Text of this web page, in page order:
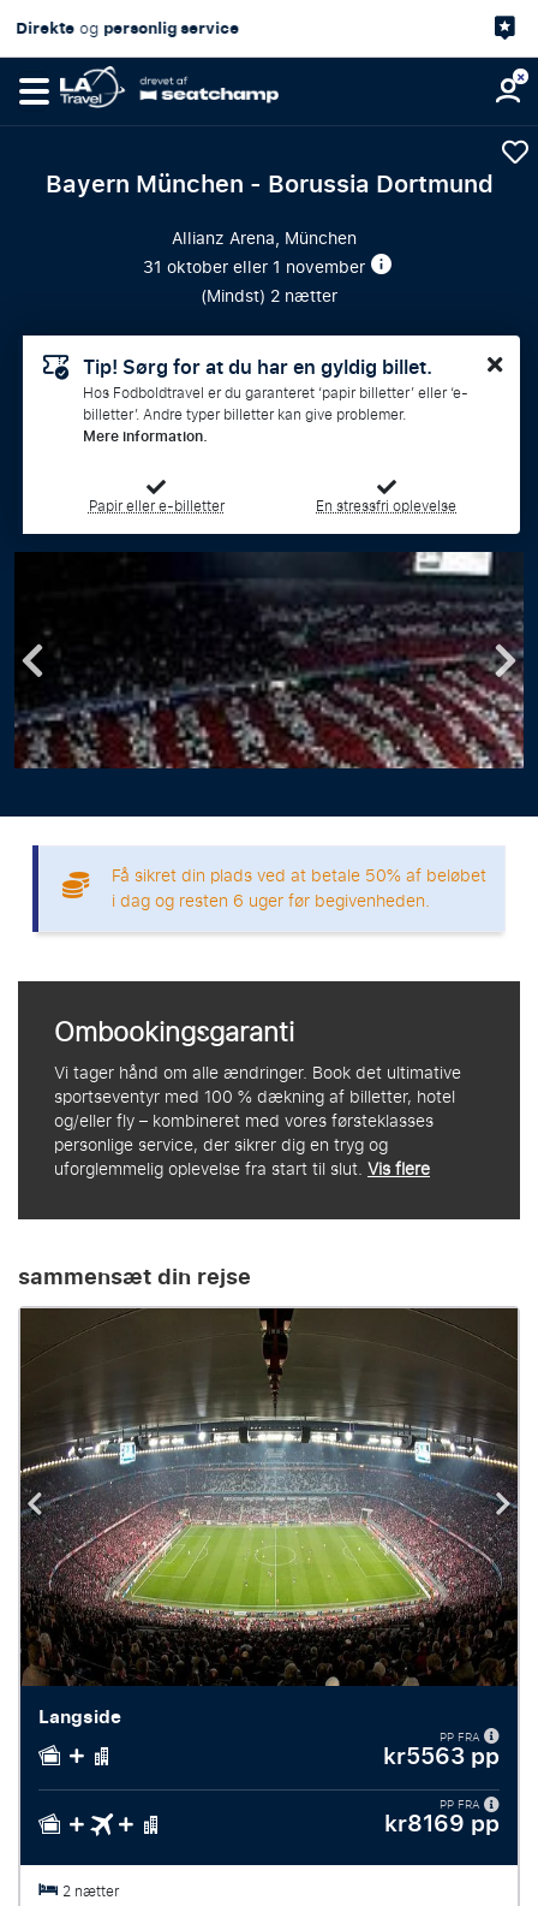
Kundetilfredshed4,7/5på
Bayern München - Borussia Dortmund
Allianz Arena, München
31 oktober eller 1 november
(Mindst) 2 nætter
Tip! Sørg for at du har en gyldig billet.
Hos Fodboldtravel er du garanteret ‘papir billetter’ eller ‘e-
billetter’. Andre typer billetter kan give problemer.
Mere information.
Papir eller e-billetter En stressfri oplevelse
Få sikret din plads ved at betale 50% af beløbet
i dag og resten 6 uger før begivenheden.
Ombookingsgaranti
Vi tager hånd om alle ændringer. Book det ultimative
sportseventyr med 100 % dækning af billetter, hotel
og/eller fly – kombineret med vores førsteklasses
personlige service, der sikrer dig en tryg og
uforglemmelig oplevelse fra start til slut.Vis flere
sammensæt din rejse
Langside
PP FRA
kr5563 pp
PP FRA
kr8169 pp
2 nætter